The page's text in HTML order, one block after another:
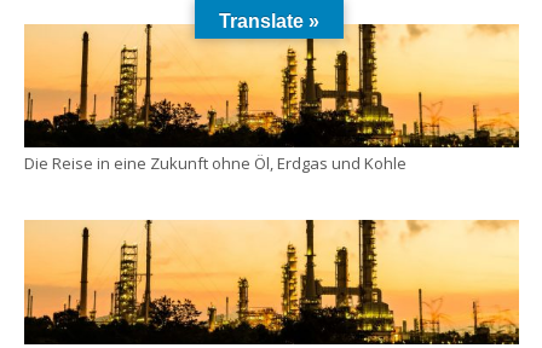
Die Reise in eine Zukunft ohne Öl, Erdgas und Kohle
Translate »